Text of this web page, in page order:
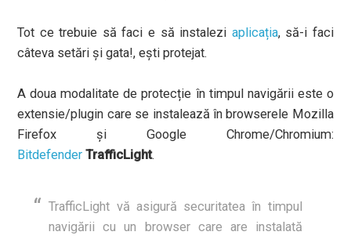
Tot ce trebuie să faci e să instalezi aplicația, să-i faci
câteva setări și gata!, ești protejat.
A doua modalitate de protecție în timpul navigării este o
extensie/plugin care se instalează în browserele Mozilla
Firefox și Google Chrome/Chromium:
Bitdefender TrafficLight.
TrafficLight vă asigură securitatea în timpul
navigării cu un browser care are instalată